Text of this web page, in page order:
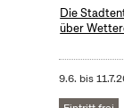
Die
über
9.6. bis